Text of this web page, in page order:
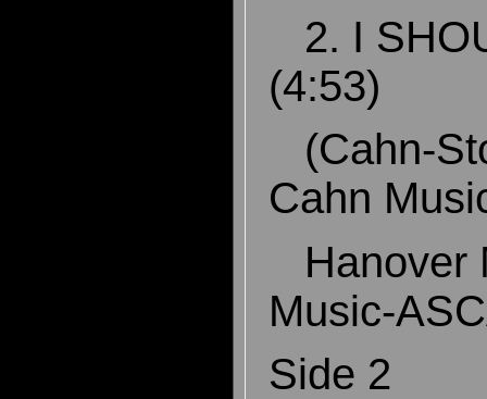
2. I
(4:53)
(Cahn-
Cahn
Hanover
Music-
Side 2